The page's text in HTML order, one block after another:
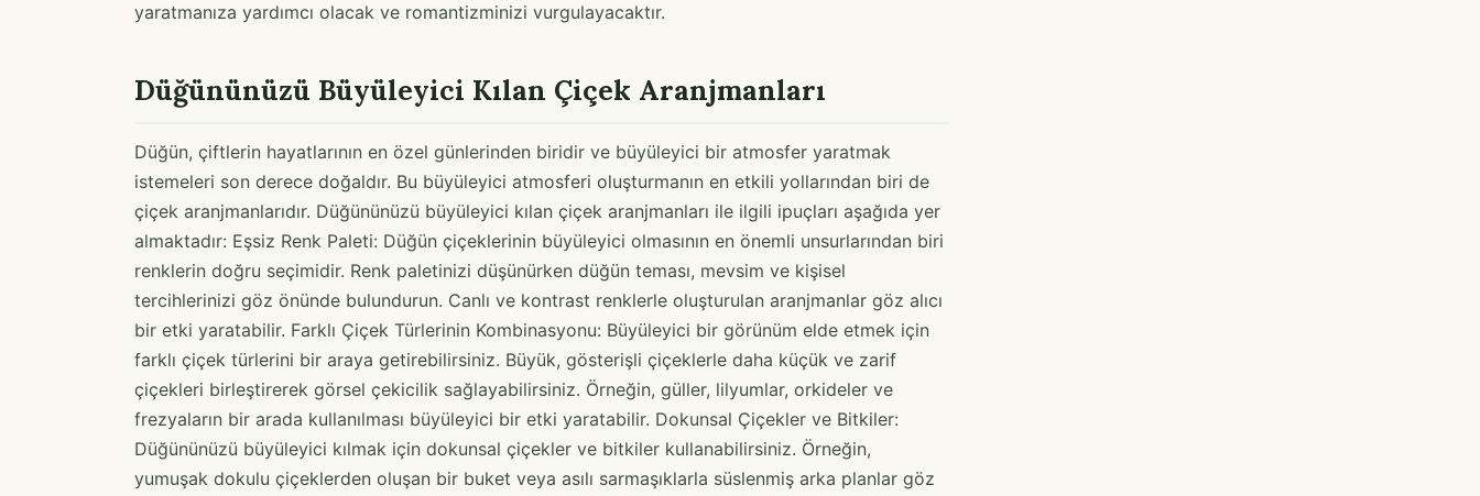
yaratmanıza yardımcı olacak ve romantizminizi vurgulayacaktır.
Düğününüzü Büyüleyici Kılan Çiçek Aranjmanları
Düğün, çiftlerin hayatlarının en özel günlerinden biridir ve büyüleyici bir atmosfer yaratmak
istemeleri son derece doğaldır. Bu büyüleyici atmosferi oluşturmanın en etkili yollarından biri de
çiçek aranjmanlarıdır. Düğününüzü büyüleyici kılan çiçek aranjmanları ile ilgili ipuçları aşağıda yer
almaktadır: Eşsiz Renk Paleti: Düğün çiçeklerinin büyüleyici olmasının en önemli unsurlarından biri
renklerin doğru seçimidir. Renk paletinizi düşünürken düğün teması, mevsim ve kişisel
tercihlerinizi göz önünde bulundurun. Canlı ve kontrast renklerle oluşturulan aranjmanlar göz alıcı
bir etki yaratabilir. Farklı Çiçek Türlerinin Kombinasyonu: Büyüleyici bir görünüm elde etmek için
farklı çiçek türlerini bir araya getirebilirsiniz. Büyük, gösterişli çiçeklerle daha küçük ve zarif
çiçekleri birleştirerek görsel çekicilik sağlayabilirsiniz. Örneğin, güller, lilyumlar, orkideler ve
frezyaların bir arada kullanılması büyüleyici bir etki yaratabilir. Dokunsal Çiçekler ve Bitkiler:
Düğününüzü büyüleyici kılmak için dokunsal çiçekler ve bitkiler kullanabilirsiniz. Örneğin,
yumuşak dokulu çiçeklerden oluşan bir buket veya asılı sarmaşıklarla süslenmiş arka planlar göz